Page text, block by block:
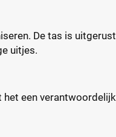
De tas is
uitjes.
een